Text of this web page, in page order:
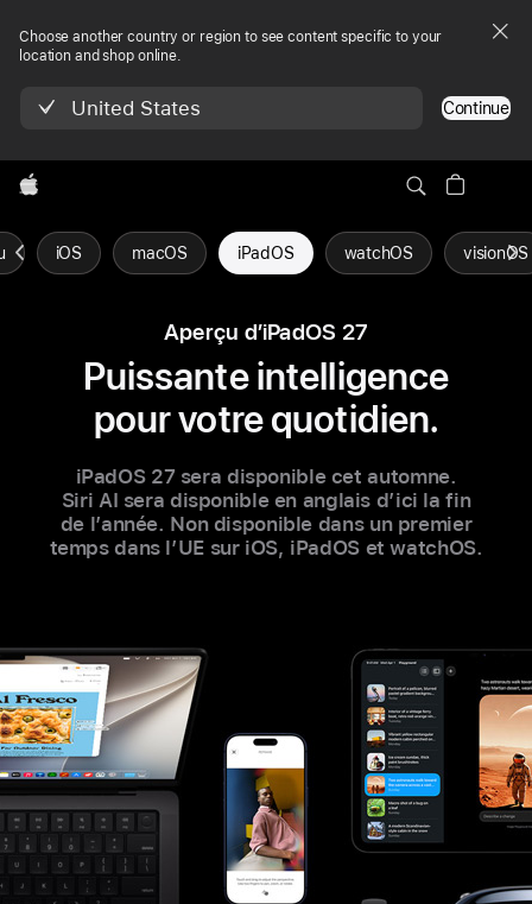
Choose another country or region to see content specific to your
location and shop online.
United States Continue
Apple
iOS macOS iPadOS watchOS visionOS
Aperçu d’iPadOS 27
Puissante intelligence
pour votre quotidien.
iPadOS 27 sera disponible cet automne.
Siri AI sera disponible en anglais d’ici la fin
de l’année. Non disponible dans un premier
temps dans l’UE sur iOS, iPadOS et watchOS.